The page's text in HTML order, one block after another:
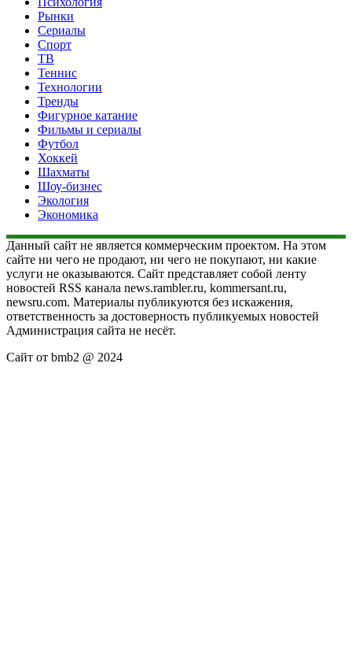
Рынки
Сериалы
Спорт
ТВ
Теннис
Технологии
Тренды
Фигурное катание
Фильмы и сериалы
Футбол
Хоккей
Шахматы
Шоу-бизнес
Экология
Экономика
Данный сайт не является коммерческим проектом. На этом
сайте ни чего не продают, ни чего не покупают, ни какие
услуги не оказываются. Сайт представляет собой ленту
новостей RSS канала news.rambler.ru, kommersant.ru,
newsru.com. Материалы публикуются без искажения,
ответственность за достоверность публикуемых новостей
Администрация сайта не несёт.
Сайт от bmb2 @ 2024